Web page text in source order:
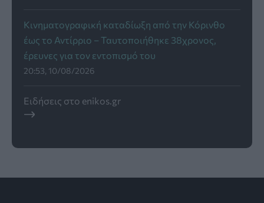
Κινηματογραφική καταδίωξη από την Κόρινθο
έως το Αντίρριο – Ταυτοποιήθηκε 38χρονος,
έρευνες για τον εντοπισμό του
20:53, 10/08/2026
Ειδήσεις στο enikos.gr